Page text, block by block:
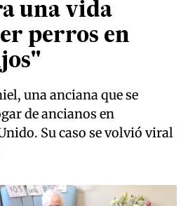
una vida
perros en
una anciana que se
de ancianos en
Su caso se volvió viral